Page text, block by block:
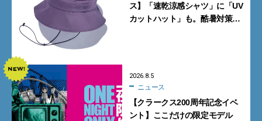
ス】「速乾涼感シャツ」に「UV
カットハット」も。酷暑対策に
2026.8.5
ニュース
【クラークス200周年記念イベ
ント】ここだけの限定モデル